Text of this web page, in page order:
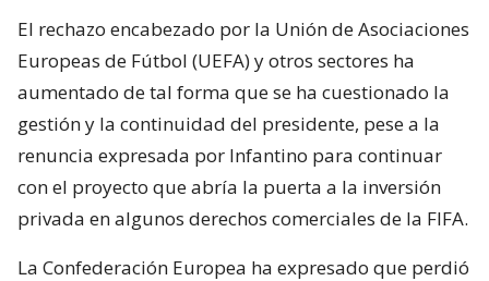
El rechazo encabezado por la Unión de Asociaciones
Europeas de Fútbol (UEFA) y otros sectores ha
aumentado de tal forma que se ha cuestionado la
gestión y la continuidad del presidente, pese a la
renuncia expresada por Infantino para continuar
con el proyecto que abría la puerta a la inversión
privada en algunos derechos comerciales de la FIFA.
La Confederación Europea ha expresado que perdió